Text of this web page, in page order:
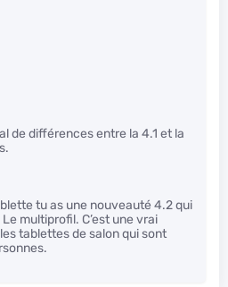
de différences entre la 4.1 et la
tu as une nouveauté 4.2 qui
multiprofil. C’est une vrai
tablettes de salon qui sont